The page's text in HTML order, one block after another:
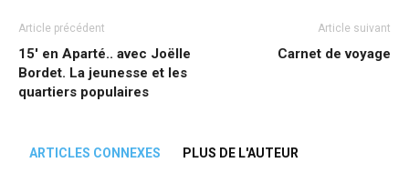
Article précédent
15′ en Aparté.. avec Joëlle
Bordet. La jeunesse et les
quartiers populaires
Article suivant
Carnet de voyage
ARTICLES CONNEXES PLUS DE L'AUTEUR